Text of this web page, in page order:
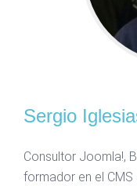
Sergio
Consultor Joomla!,
formador en el CMS